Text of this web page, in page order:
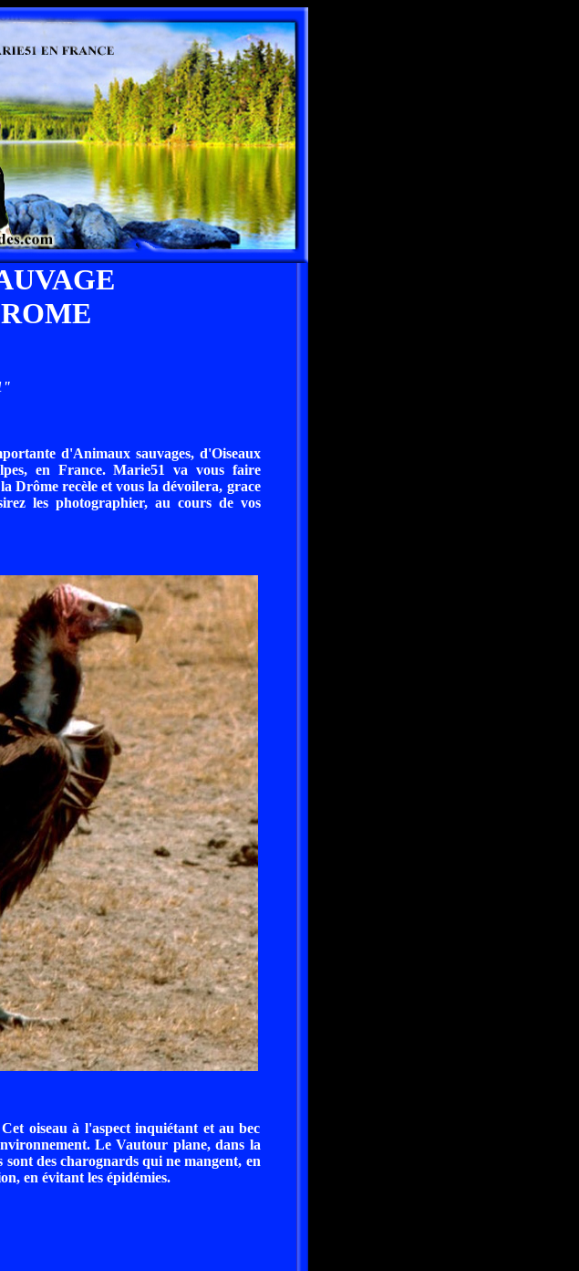
d'Animaux sauvages, d'Oiseaux
en France. Marie51 va vous faire
Drôme recèle et vous la dévoilera, grace
les photographier, au cours de vos
oiseau à l'aspect inquiétant et au bec
Le Vautour plane, dans la
des charognards qui ne mangent, en
en évitant les épidémies.